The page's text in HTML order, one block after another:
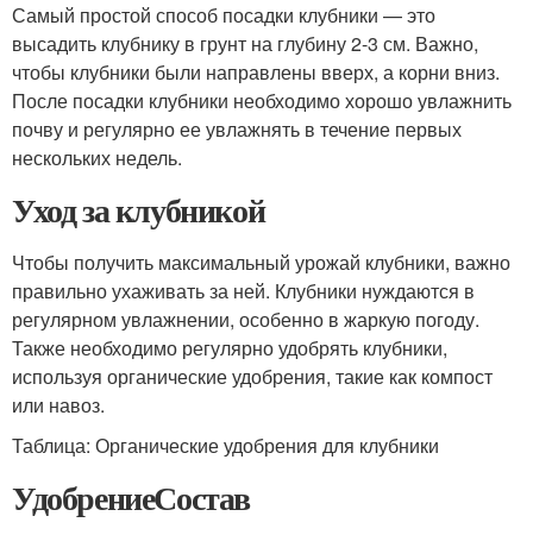
Самый простой способ посадки клубники — это
высадить клубнику в грунт на глубину 2-3 см. Важно,
чтобы клубники были направлены вверх, а корни вниз.
После посадки клубники необходимо хорошо увлажнить
почву и регулярно ее увлажнять в течение первых
нескольких недель.
Уход за клубникой
Чтобы получить максимальный урожай клубники, важно
правильно ухаживать за ней. Клубники нуждаются в
регулярном увлажнении, особенно в жаркую погоду.
Также необходимо регулярно удобрять клубники,
используя органические удобрения, такие как компост
или навоз.
Таблица: Органические удобрения для клубники
УдобрениеСостав